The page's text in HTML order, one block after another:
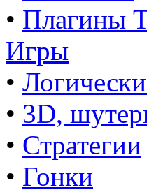
• Плагины
Игры
•
• 3D,
• Стратегии
• Гонки